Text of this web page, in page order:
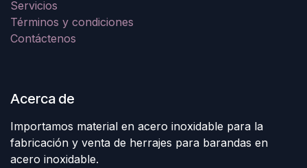
Servicios
Términos y condiciones
Contáctenos
Acerca de
Importamos material en acero inoxidable para la
fabricación y venta de herrajes para barandas en
acero inoxidable.